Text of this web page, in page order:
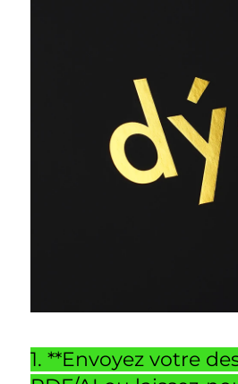
1. **Envoyez votre